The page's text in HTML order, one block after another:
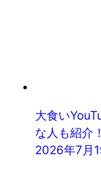
大食い
な人も紹介！
2026年7月